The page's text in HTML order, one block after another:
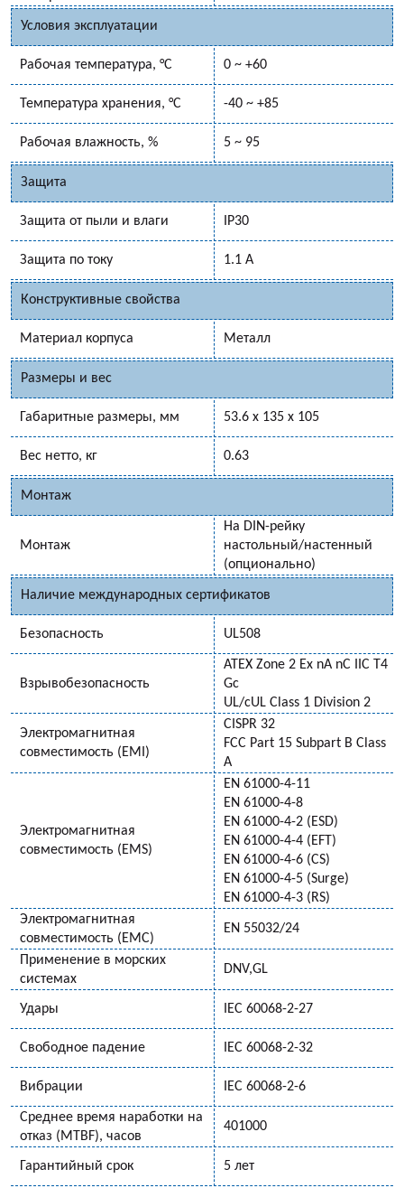
Условия эксплуатации
Рабочая температура, °C 0 ~ +60
Температура хранения, °C -40 ~ +85
Рабочая влажность, % 5 ~ 95
Защита
Защита от пыли и влаги IP30
Защита по току 1.1 А
Конструктивные свойства
Материал корпуса Металл
Размеры и вес
Габаритные размеры, мм 53.6 x 135 x 105
Вес нетто, кг 0.63
Монтаж
Монтаж
На DIN-рейку
настольный/настенный
(опционально)
Наличие международных сертификатов
Безопасность UL508
Взрывобезопасность
ATEX Zone 2 Ex nA nC IIC T4
Gc
UL/cUL Class 1 Division 2
Электромагнитная
совместимость (EMI)
CISPR 32
FCC Part 15 Subpart B Class
A
Электромагнитная
совместимость (EMS)
EN 61000-4-11
EN 61000-4-8
EN 61000-4-2 (ESD)
EN 61000-4-4 (EFT)
EN 61000-4-6 (CS)
EN 61000-4-5 (Surge)
EN 61000-4-3 (RS)
Электромагнитная
совместимость (EMC)
EN 55032/24
Применение в морских
системах
DNV,GL
Удары IEC 60068-2-27
Свободное падение IEC 60068-2-32
Вибрации IEC 60068-2-6
Среднее время наработки на
отказ (MTBF), часов
401000
Гарантийный срок 5 лет